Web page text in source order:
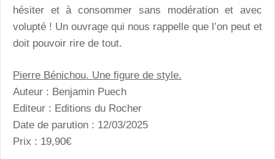
hésiter et à consommer sans modération et avec
volupté ! Un ouvrage qui nous rappelle que l’on peut et
doit pouvoir rire de tout.
Pierre Bénichou. Une figure de style.
Auteur : Benjamin Puech
Editeur : Editions du Rocher
Date de parution : 12/03/2025
Prix : 19,90€